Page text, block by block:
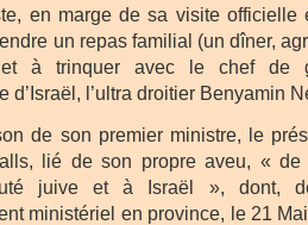
en marge de sa visite officielle
un repas familial (un dîner,
et à trinquer avec le chef de
d’Israël, l’ultra droitier Benyamin
de son premier ministre, le
lié de son propre aveu, «
juive et à Israël », dont,
ministériel en province, le 21